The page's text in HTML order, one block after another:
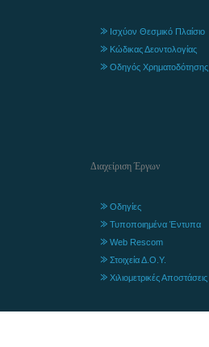
Ισχύον Θεσμικό Πλαίσιο
Κώδικας Δεοντολογίας
Οδηγός Χρηματοδότησης
Διαχείριση Έργων
Οδηγίες
Τυποποιημένα Έντυπα
Web Rescom
Στοιχεία Δ.Ο.Υ.
Χιλιομετρικές Αποστάσεις